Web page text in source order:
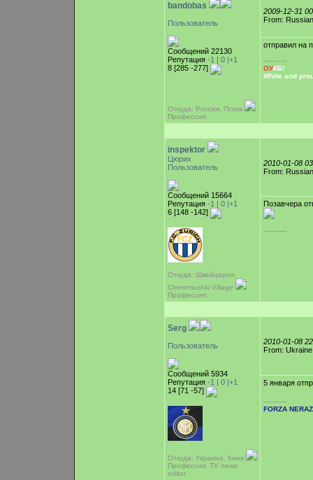
bandobas
Пользователь
Сообщений 22130
Репутация -1 | 0 |+1
8 [285 -277]
Откуда: Россия, Псков
Профессия:
2009-12-31
From:
отправил на
-----------
ОУКБ!
White and
inspektor
Цюрих
Пользователь
Сообщений 15664
Репутация -1 | 0 |+1
6 [148 -142]
Откуда: Швейцария,
Cheremushki Village
Профессия:
2010-01-08
From:
Позавчера
-----------
Serg
Пользователь
Сообщений 5934
Репутация -1 | 0 |+1
14 [71 -57]
Откуда: Украина, Киев
Профессия: TV news
editor
2010-01-08
From:
5 января
-----------
FORZA